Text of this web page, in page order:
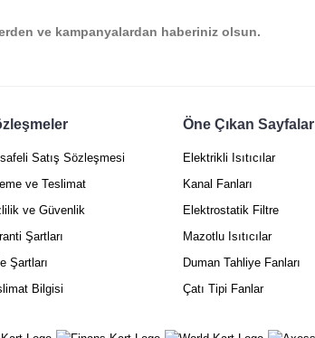
ve kampanyalardan haberiniz olsun.
Satış Sözleşmesi
ve Teslimat
ve Güvenlik
Şartları
Şartları
Bilgisi
Öne Çıkan Sayfalar
Elektrikli Isıtıcılar
Kanal Fanları
Elektrostatik Filtre
Mazotlu Isıtıcılar
Duman Tahliye Fanları
Çatı Tipi Fanlar